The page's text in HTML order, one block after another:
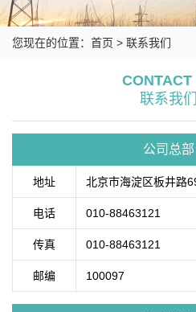
您现在的位置： 首页 > 联系我们
CONTACT
联系我们
公司总部
地址 北京市海淀区板井路
电话 010-88463121
传真 010-88463121
邮编 100097